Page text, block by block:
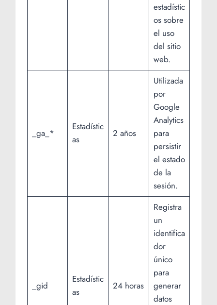
estadístic
os sobre
el uso
del sitio
web.
_ga_*
Estadístic
as
2 años
Utilizada
por
Google
Analytics
para
persistir
el estado
de la
sesión.
_gid
Estadístic
as
24 horas
Registra
un
identifica
dor
único
para
generar
datos